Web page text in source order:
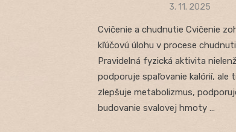
Posted
3. 11. 2025
Cvičenie a chudnutie Cvičenie
kľúčovú úlohu v procese
Pravidelná fyzická aktivita
podporuje spaľovanie kalórií, ale
zlepšuje metabolizmus,
budovanie svalovej hmoty …